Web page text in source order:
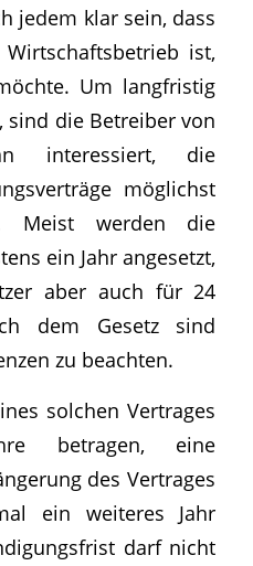
jedem klar sein, dass
ist,
Um langfristig
sind die Betreiber von
interessiert, die
möglichst
Meist werden die
ein Jahr angesetzt,
aber auch für 24
dem Gesetz sind
zu beachten.
solchen Vertrages
betragen, eine
des Vertrages
ein weiteres Jahr
darf nicht